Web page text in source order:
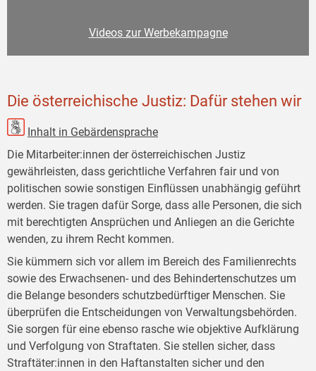
Videos zur Werbekampagne
Die österreichische Justiz: Dafür stehen wir
Inhalt in Gebärdensprache
Die Mitarbeiter:innen der österreichischen Justiz
gewährleisten, dass gerichtliche Verfahren fair und von
politischen sowie sonstigen Einflüssen unabhängig geführt
werden. Sie tragen dafür Sorge, dass alle Personen, die sich
mit berechtigten Ansprüchen und Anliegen an die Gerichte
wenden, zu ihrem Recht kommen.
Sie kümmern sich vor allem im Bereich des Familienrechts
sowie des Erwachsenen- und des Behindertenschutzes um
die Belange besonders schutzbedürftiger Menschen. Sie
überprüfen die Entscheidungen von Verwaltungsbehörden.
Sie sorgen für eine ebenso rasche wie objektive Aufklärung
und Verfolgung von Straftaten. Sie stellen sicher, dass
Straftäter:innen in den Haftanstalten sicher und den